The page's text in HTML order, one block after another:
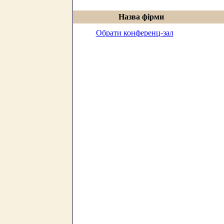
Назва фірми
Обрати конференц-зал